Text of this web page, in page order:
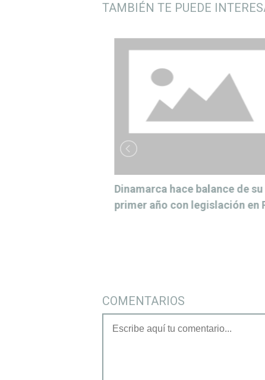
TAMBIÉN TE PUEDE
Dinamarca hace balance de su
primer año con legislación en
COMENTARIOS